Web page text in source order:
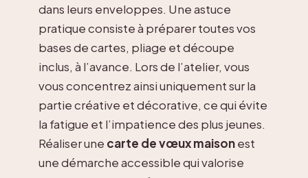
dans leurs enveloppes. Une astuce
pratique consiste à préparer toutes vos
bases de cartes, pliage et découpe
inclus, à l’avance. Lors de l’atelier, vous
vous concentrez ainsi uniquement sur la
partie créative et décorative, ce qui évite
la fatigue et l’impatience des plus jeunes.
Réaliser une carte de vœux maisonest
une démarche accessible qui valorise